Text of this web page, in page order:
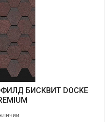
БИСКВИТ DOCKE